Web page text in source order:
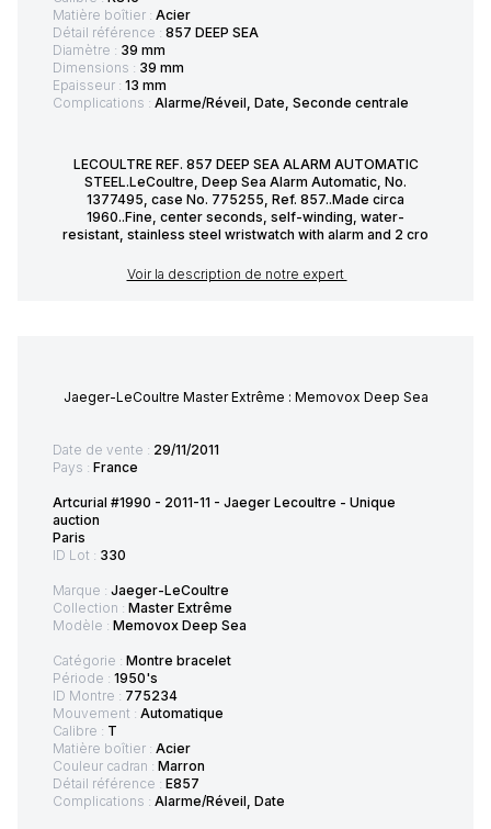
Matière boîtier : Acier
Détail référence : 857 DEEP SEA
Diamètre : 39 mm
Dimensions : 39 mm
Epaisseur : 13 mm
Complications : Alarme/Réveil, Date, Seconde centrale
LECOULTRE REF. 857 DEEP SEA ALARM AUTOMATIC
STEEL.LeCoultre, Deep Sea Alarm Automatic, No.
1377495, case No. 775255, Ref. 857..Made circa
1960..Fine, center seconds, self-winding, water-
resistant, stainless steel wristwatch with alarm and 2 cro
Voir la description de notre expert
Jaeger-LeCoultre Master Extrême : Memovox Deep Sea
Date de vente : 29/11/2011
Pays : France
Artcurial #1990 - 2011-11 - Jaeger Lecoultre - Unique
auction
Paris
ID Lot : 330
Marque : Jaeger-LeCoultre
Collection : Master Extrême
Modèle : Memovox Deep Sea
Catégorie : Montre bracelet
Période : 1950's
ID Montre : 775234
Mouvement : Automatique
Calibre : T
Matière boîtier : Acier
Couleur cadran : Marron
Détail référence : E857
Complications : Alarme/Réveil, Date